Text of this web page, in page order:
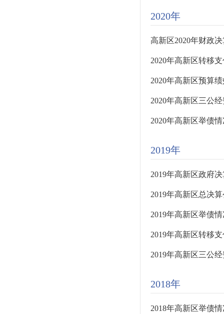
2020年
高新区2020年财政
2020年高新区转移
2020年高新区预算
2020年高新区三公
2020年高新区举债
2019年
2019年高新区政府
2019年高新区总决
2019年高新区举债
2019年高新区转移
2019年高新区三公
2018年
2018年高新区举债